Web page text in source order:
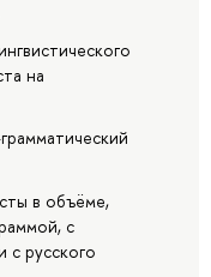
на
в объёме,
с
с русского